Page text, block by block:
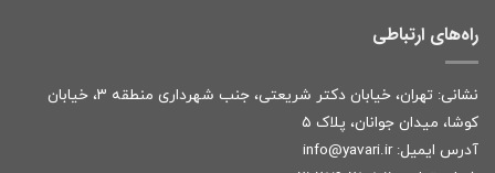
راه‌های ارتباطی
نشانی: تهران، خیابان دکتر شریعتی، جنب شهرداری منطقه ۳، خیابان
کوشا، میدان جوانان، پلاک ۵
آدرس ایمیل: info@yavari.ir